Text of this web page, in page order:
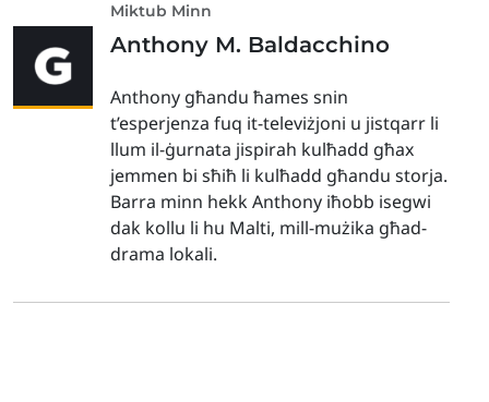
Miktub Minn
Anthony M. Baldacchino
Anthony għandu ħames snin
t’esperjenza fuq it-televiżjoni u jistqarr li
llum il-ġurnata jispirah kulħadd għax
jemmen bi sħiħ li kulħadd għandu storja.
Barra minn hekk Anthony iħobb isegwi
dak kollu li hu Malti, mill-mużika għad-
drama lokali.